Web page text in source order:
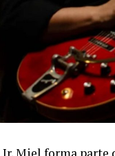
Jr. Miel forma parte